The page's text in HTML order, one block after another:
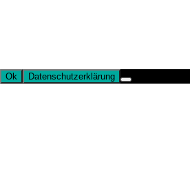
Ok Datenschutzerklärung